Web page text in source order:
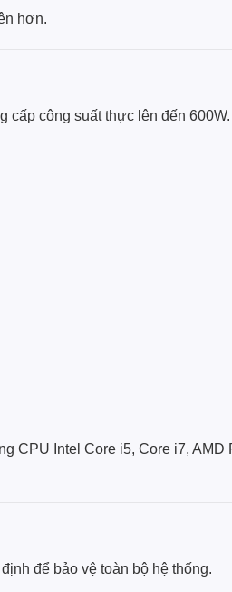
hơn.
cấp công suất thực lên đến 600W.
CPU Intel Core i5, Core i7,
để bảo vệ toàn bộ hệ thống.